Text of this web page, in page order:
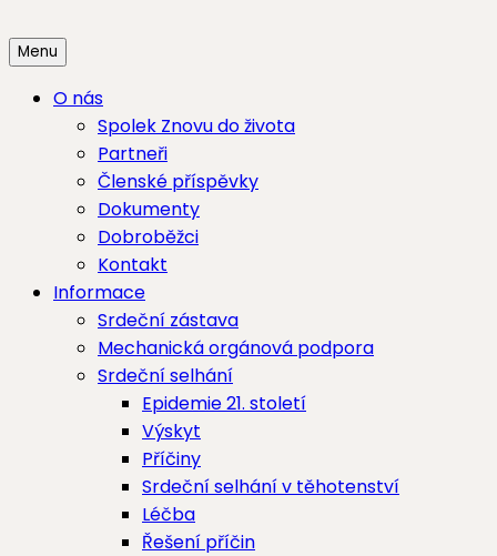
toMenu
O nás
Spolek Znovu do života
Partneři
Členské příspěvky
Dokumenty
Dobroběžci
Kontakt
Informace
Srdeční zástava
Mechanická orgánová podpora
Srdeční selhání
Epidemie 21. století
Výskyt
Příčiny
Srdeční selhání v těhotenství
Léčba
Řešení příčin